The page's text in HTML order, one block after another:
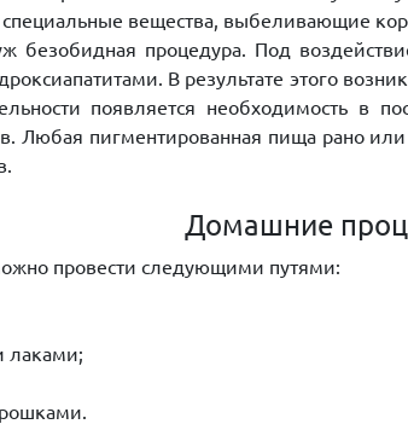
вещества, выбеливающие
процедура. Под
В результате этого
появляется необходимость в
Любая пигментированная пища рано
Домашние
провести следующими путями:
лаками;